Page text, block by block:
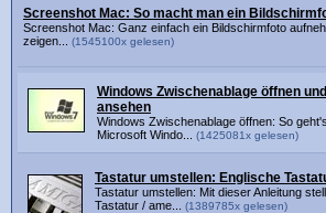
Screenshot Mac: So macht man ein
Screenshot Mac: Ganz einfach ein Bildschirmfoto
zeigen... (1545100x gelesen)
Windows Zwischenablage öffnen
ansehen
Windows Zwischenablage öffnen: So
Microsoft Windo... (1425081x gelesen)
Tastatur umstellen: Englische
Tastatur umstellen: Mit dieser Anleitung
Tastatur / ame... (1389785x gelesen)